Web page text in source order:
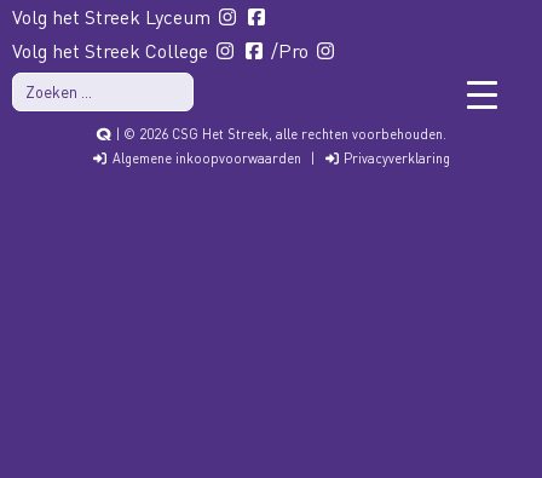
Volg het Streek College /Pro
Volg het Streek Lyceum
| © 2026 CSG Het Streek, alle rechten voorbehouden.
Algemene inkoopvoorwaarden
Privacyverklaring